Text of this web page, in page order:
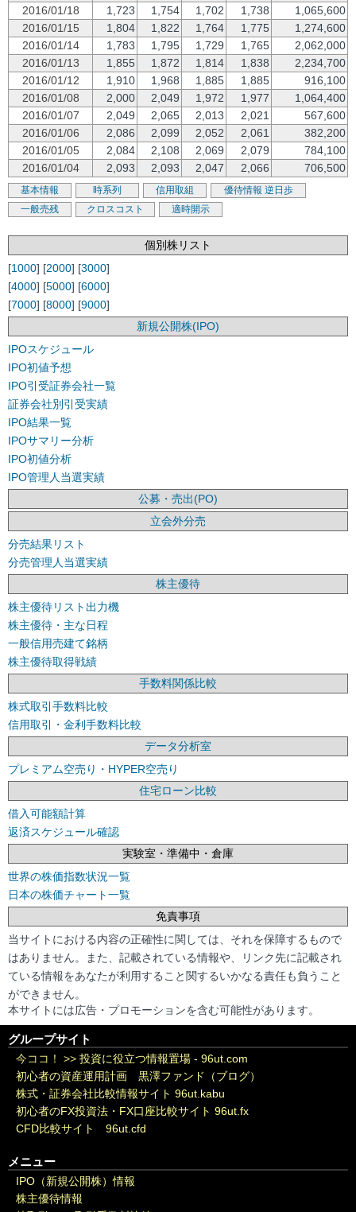
2016/01/18
1,723 1,754 1,702 1,738
1,065,600
2016/01/15
1,804 1,822 1,764 1,775
1,274,600
2016/01/14
1,783 1,795 1,729 1,765
2,062,000
2016/01/13
1,855 1,872 1,814 1,838
2,234,700
2016/01/12
1,910 1,968 1,885 1,885
916,100
2016/01/08
2,000 2,049 1,972 1,977
1,064,400
2016/01/07
2,049 2,065 2,013 2,021
567,600
2016/01/06
2,086 2,099 2,052 2,061
382,200
2016/01/05
2,084 2,108 2,069 2,079
784,100
2016/01/04
2,093 2,093 2,047 2,066 706,500
基本情報 時系列 信用取組 優待情報 逆日歩
一般売残
クロスコスト 適時開示
個別株リスト
[1000] [2000] [3000]
[4000] [5000] [6000]
[7000] [8000] [9000]
新規公開株(IPO)
IPOスケジュール
IPO初値予想
IPO引受証券会社一覧
証券会社別引受実績
IPO結果一覧
IPOサマリー分析
IPO初値分析
IPO管理人当選実績
公募・売出(PO)
立会外分売
分売結果リスト
分売管理人当選実績
株主優待
株主優待リスト出力機
株主優待・主な日程
一般信用売建て銘柄
株主優待取得戦績
手数料関係比較
株式取引手数料比較
信用取引・金利手数料比較
データ分析室
プレミアム空売り・HYPER空売り
住宅ローン比較
借入可能額計算
返済スケジュール確認
実験室・準備中・倉庫
世界の株価指数状況一覧
日本の株価チャート一覧
免責事項
当サイトにおける内容の正確性に関しては、それを保障するもので
はありません。また、記載されている情報や、リンク先に記載され
ている情報をあなたが利用すること関するいかなる責任も負うこと
ができません。
本サイトには広告・プロモーションを含む可能性があります。
グループサイト
今ココ！ >> 投資に役立つ情報置場 - 96ut.com
初心者の資産運用計画 黒澤ファンド（ブログ）
株式・証券会社比較情報サイト 96ut.kabu
初心者のFX投資法・FX口座比較サイト 96ut.fx
CFD比較サイト 96ut.cfd
メニュー
IPO（新規公開株）情報
株主優待情報